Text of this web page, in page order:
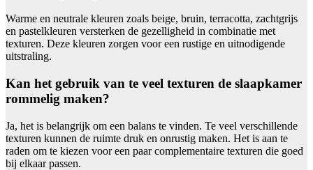
Warme en neutrale kleuren zoals beige, bruin, terracotta, zachtgrijs
en pastelkleuren versterken de gezelligheid in combinatie met
texturen. Deze kleuren zorgen voor een rustige en uitnodigende
uitstraling.
Kan het gebruik van te veel texturen de slaapkamer
rommelig maken?
Ja, het is belangrijk om een balans te vinden. Te veel verschillende
texturen kunnen de ruimte druk en onrustig maken. Het is aan te
raden om te kiezen voor een paar complementaire texturen die goed
bij elkaar passen.